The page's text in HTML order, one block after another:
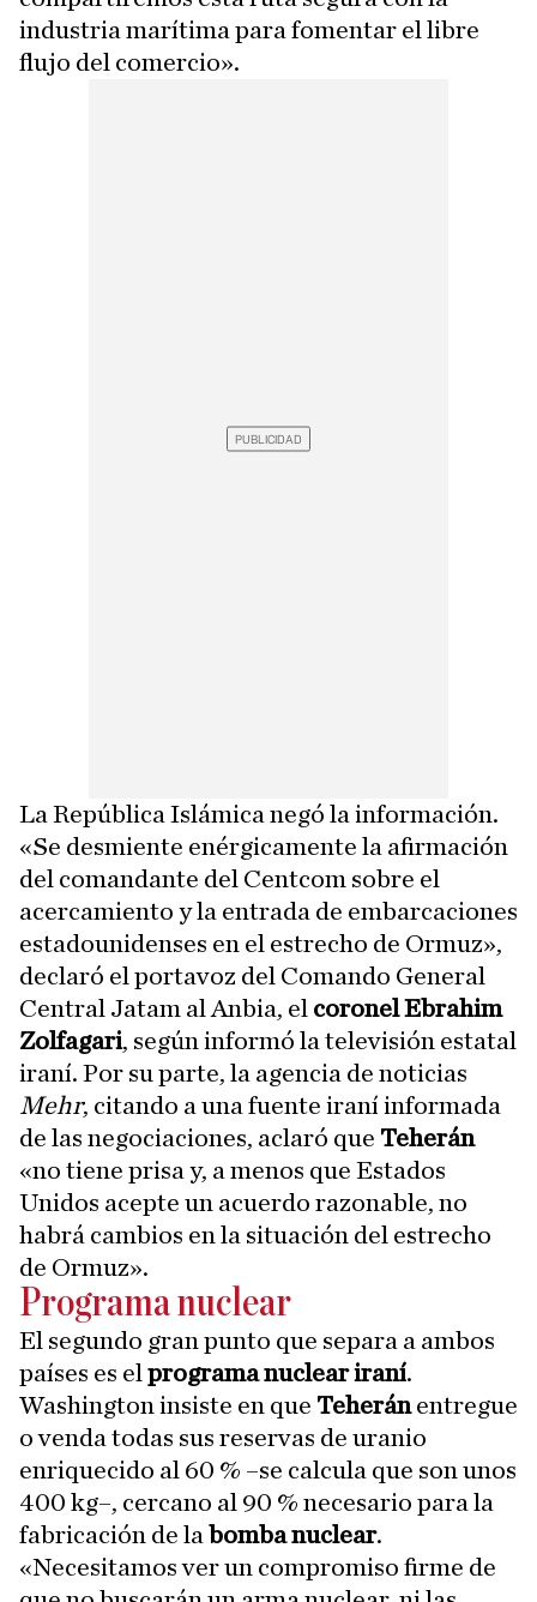
industria marítima para fomentar el libre
flujo del comercio».
La República Islámica negó la información.
«Se desmiente enérgicamente la afirmación
del comandante del Centcom sobre el
acercamiento y la entrada de embarcaciones
estadounidenses en el estrecho de Ormuz»,
declaró el portavoz del Comando General
Central Jatam al Anbia, el coronel Ebrahim
Zolfagari, según informó la televisión estatal
iraní. Por su parte, la agencia de noticias
Mehr, citando a una fuente iraní informada
de las negociaciones, aclaró que Teherán
«no tiene prisa y, a menos que Estados
Unidos acepte un acuerdo razonable, no
habrá cambios en la situación del estrecho
de Ormuz».
Programa nuclear
El segundo gran punto que separa a ambos
países es el programa nuclear iraní.
Washington insiste en que Teheránentregue
o venda todas sus reservas de uranio
enriquecido al 60 % –se calcula que son unos
400 kg–, cercano al 90 % necesario para la
fabricación de la bomba nuclear.
«Necesitamos ver un compromiso firme de